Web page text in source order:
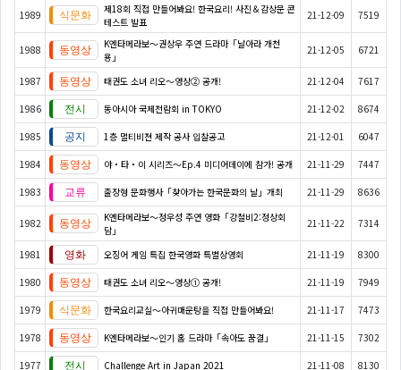
1989
제18회 직접 만들어봐요! 한국요리! 사진＆감상문 콘
테스트 발표
21-12-09 7519
1988
K엔타메라보～권상우 주연 드라마「날아라 개천
용」
21-12-05 6721
1987 태권도 소녀 리오～영상② 공개! 21-12-04 7617
1986 동아시아 국제전람회 in TOKYO 21-12-02 8674
1985 1층 멀티비젼 제작 공사 입찰공고 21-12-01 6047
1984 야・타・이 시리즈〜Ep.4 미디어데이에 참가! 공개 21-11-29 7447
1983 출장형 문화행사「찾아가는 한국문화의 날」개최 21-11-29 8636
1982
K엔타메라보～정우성 주연 영화「강철비2:정상회
담」
21-11-22 7314
1981 오징어 게임 특집 한국영화 특별상영회 21-11-19 8300
1980 태권도 소녀 리오～영상① 공개! 21-11-19 7949
1979 한국요리교실〜아귀매운탕을 직접 만들어봐요! 21-11-17 7473
1978 K엔타메라보～인기 홈 드라마「속아도 꿈결」 21-11-15 7302
1977 Challenge Art in Japan 2021 21-11-08 8130